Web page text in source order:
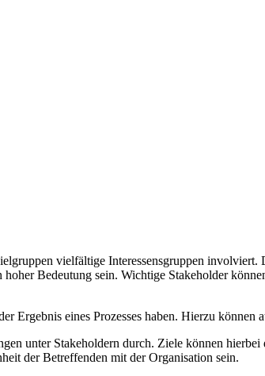
vielfältige Interessensgruppen
Bedeutung sein. Wichtige Stakeholder
Ergebnis eines Prozesses haben. Hierzu können
unter Stakeholdern durch. Ziele können
der Betreffenden mit der Organisation sein.